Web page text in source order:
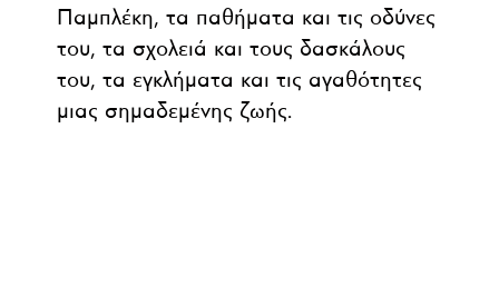
Παμπλέκη, τα παθήματα και τις οδύνες
του, τα σχολειά και τους δασκάλους
του, τα εγκλήματα και τις αγαθότητες
μιας σημαδεμένης ζωής.